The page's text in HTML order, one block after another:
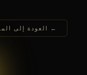
← العودة إلى